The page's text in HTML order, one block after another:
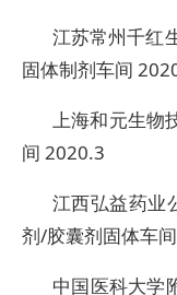
江苏常州千红
固体制剂车间
上海和元生物
间 2020.3
江西弘益药业
剂/胶囊剂固体车
中国医科大学